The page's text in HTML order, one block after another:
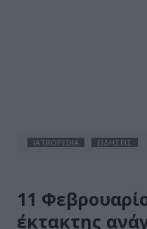
IATROPEDIA ΕΙΔΗΣΕΙΣ
11
έκτακτης